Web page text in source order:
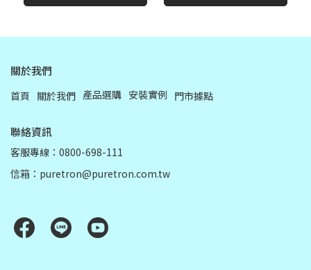
關於我們
首頁 關於我們 產品選購 安裝實例 門市據點
聯絡資訊
客服專線：0800-698-111
信箱：puretron@puretron.com.tw